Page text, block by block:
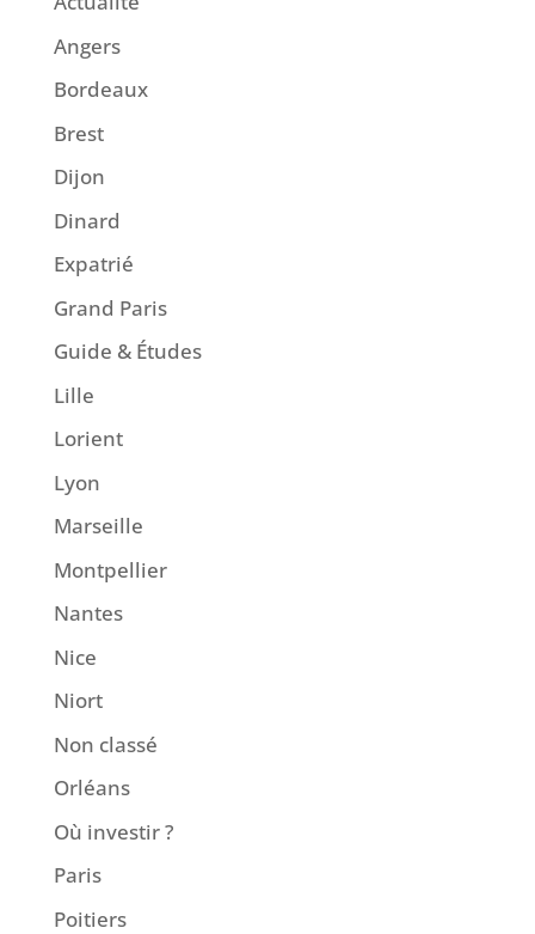
Angers
Bordeaux
Brest
Dijon
Dinard
Expatrié
Grand Paris
Guide & Études
Lille
Lorient
Lyon
Marseille
Montpellier
Nantes
Nice
Niort
Non classé
Orléans
Où investir ?
Paris
Poitiers